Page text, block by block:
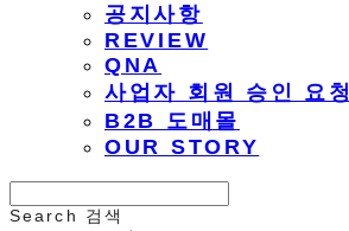
공지사항
REVIEW
QNA
사업자 회원 승인 요청
B2B 도매몰
OUR STORY
Search
검색